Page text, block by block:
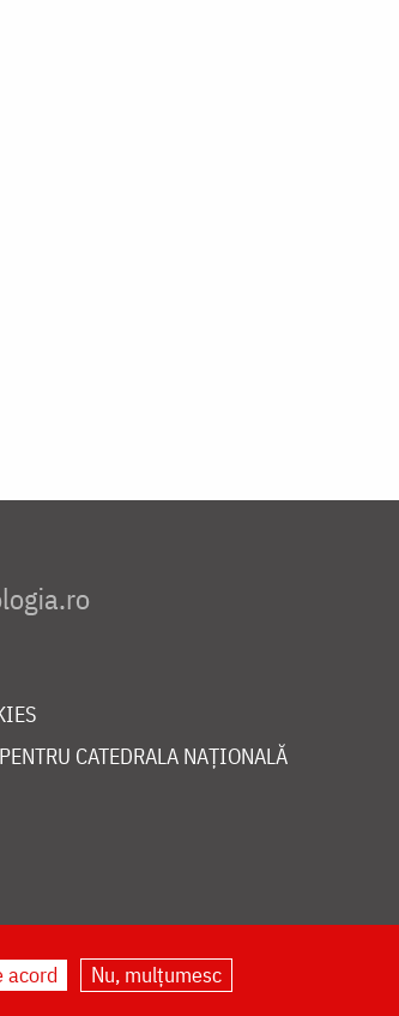
CATEDRALA NAȚIONALĂ
acord Nu, mulțumesc